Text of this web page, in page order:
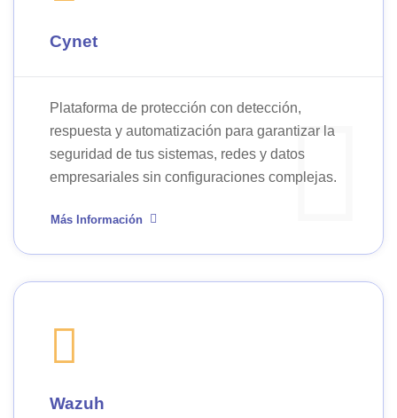
Cynet
Plataforma de protección con detección,
respuesta y automatización para garantizar la
seguridad de tus sistemas, redes y datos
empresariales sin configuraciones complejas.
Más Información
Wazuh